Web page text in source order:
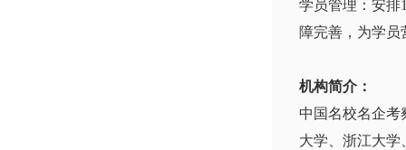
学员管理：安排
障完善，为学员
机构简介：
中国名校名企
大学、浙江大